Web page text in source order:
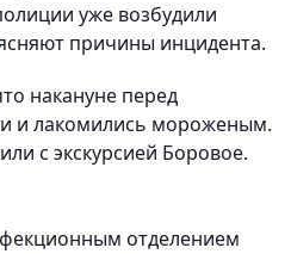
уже возбудили
причины инцидента.
накануне перед
и лакомились мороженым.
с экскурсией Боровое.
отделением